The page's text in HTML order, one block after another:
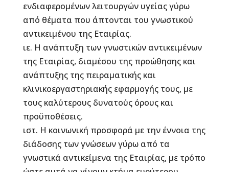
ενδιαφερομένων λειτουργών υγείας γύρω
από θέματα που άπτονται του γνωστικού
αντικειμένου της Εταιρίας.
ιε. Η ανάπτυξη των γνωστικών αντικειμένων
της Εταιρίας, διαμέσου της προώθησης και
ανάπτυξης της πειραματικής και
κλινικοεργαστηριακής εφαρμογής τους, με
τους καλύτερους δυνατούς όρους και
προϋποθέσεις.
ιστ. Η κοινωνική προσφορά με την έννοια της
διάδοσης των γνώσεων γύρω από τα
γνωστικά αντικείμενα της Εταιρίας, με τρόπο